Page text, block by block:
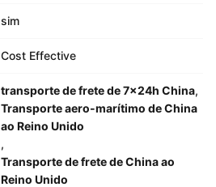
sim
Cost Effective
transporte de frete de 7x24h China,
Transporte aero-marítimo de China
ao Reino Unido
,
Transporte de frete de China ao
Reino Unido